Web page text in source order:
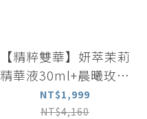
【精粹雙華】妍萃茉莉
精華液30ml+晨曦玫瑰
精華液30ml
NT$1,999
NT$4,160